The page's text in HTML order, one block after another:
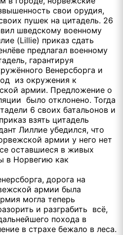
свои орудия,
пушек на цитадель. 26
шведскому военному
(Lillie) приказ сдать
предлагал военному
гарантируя
Венерсборга и
из окружения к
армии. Предложение о
было отклонено. Тогда
6 своих батальонов и
взять цитадель
Лиллие убедился, что
армии у него нет
оставшиеся в живых
в Норвегию как
дорога на
армии была
могла теперь
и разграбить всё,
похода в
в страхе бежало в леса.